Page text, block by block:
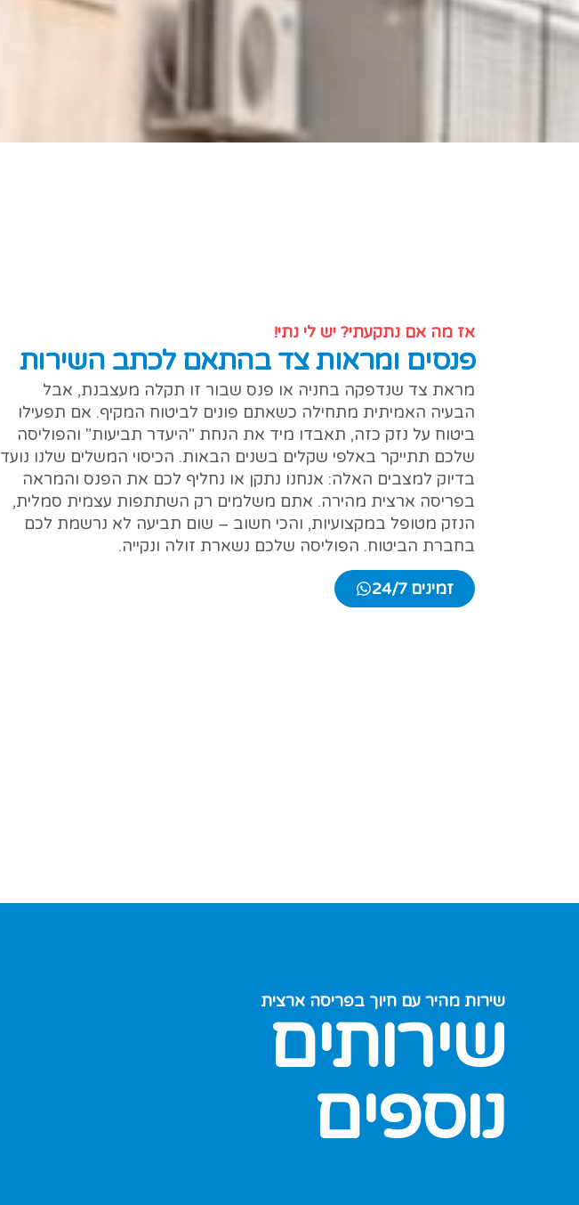
אז מה אם נתקעתי? יש לי נתי!
פנסים ומראות צד בהתאם לכתב השירות
מראת צד שנדפקה בחניה או פנס שבור זו תקלה מעצבנת, אבל
הבעיה האמיתית מתחילה כשאתם פונים לביטוח המקיף. אם תפעילו
ביטוח על נזק כזה, תאבדו מיד את הנחת "היעדר תביעות" והפוליסה
שלכם תתייקר באלפי שקלים בשנים הבאות. הכיסוי המשלים שלנו נועד
בדיוק למצבים האלה: אנחנו נתקן או נחליף לכם את הפנס והמראה
בפריסה ארצית מהירה. אתם משלמים רק השתתפות עצמית סמלית,
הנזק מטופל במקצועיות, והכי חשוב – שום תביעה לא נרשמת לכם
בחברת הביטוח. הפוליסה שלכם נשארת זולה ונקייה.
זמינים 24/7
שירות מהיר עם חיוך בפריסה ארצית
שירותים
נוספים